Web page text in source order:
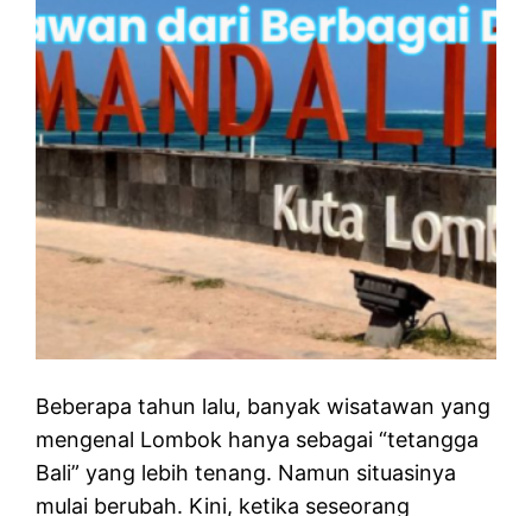
Beberapa tahun lalu, banyak wisatawan yang
mengenal Lombok hanya sebagai “tetangga
Bali” yang lebih tenang. Namun situasinya
mulai berubah. Kini, ketika seseorang